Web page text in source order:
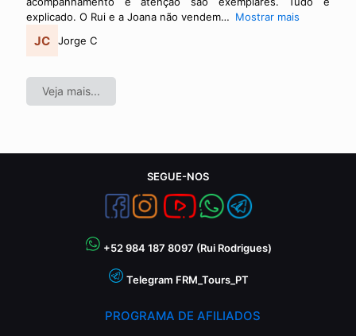
explicado. O Rui e a Joana não vendem
Mostrar mais
Jorge C
Veja mais...
SEGUE-NOS
+52 984 187 8097 (Rui Rodrigues)
Telegram FRM_Tours_PT
PROGRAMA DE AFILIADOS